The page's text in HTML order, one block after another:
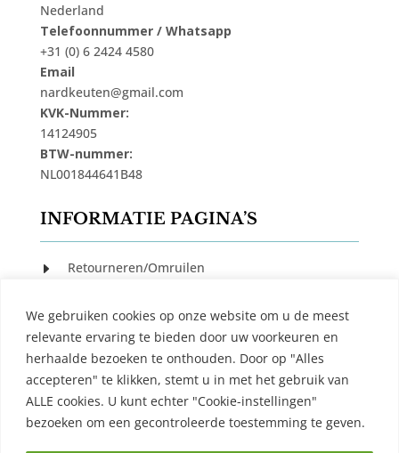
We gebruiken cookies op onze website om u de meest
relevante ervaring te bieden door uw voorkeuren en
herhaalde bezoeken te onthouden. Door op "Alles
accepteren" te klikken, stemt u in met het gebruik van
ALLE cookies. U kunt echter "Cookie-instellingen"
bezoeken om een ​​gecontroleerde toestemming te geven.
Nederland
Telefoonnummer / Whatsapp
+31 (0) 6 2424 4580
Email
nardkeuten@gmail.com
KVK-Nummer:
14124905
BTW-nummer:
NL001844641B48
INFORMATIE PAGINA’S
E Retourneren/Omruilen
E Cookiebeleid
E Algemene Voorwaarden
E Contact